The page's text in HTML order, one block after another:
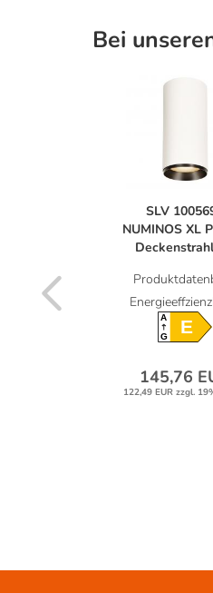
Bei
SLV
NUMINOS XL
A
GE
145,76
122,49 EUR zzgl.